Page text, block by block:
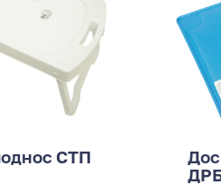
СТП